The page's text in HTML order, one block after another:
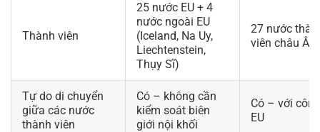
Thành viên
25 nước EU + 4
nước ngoài EU
(Iceland, Na Uy,
Liechtenstein,
Thụy Sĩ)
27 nước
viên châu Âu
Tự do di chuyển
giữa các nước
thành viên
Có – không cần
kiểm soát biên
giới nội khối
Có – với
EU